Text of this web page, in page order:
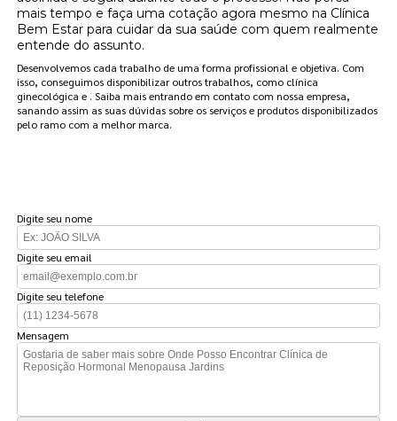
mais tempo e faça uma cotação agora mesmo na Clínica
Bem Estar para cuidar da sua saúde com quem realmente
entende do assunto.
Desenvolvemos cada trabalho de uma forma profissional e objetiva. Com
isso, conseguimos disponibilizar outros trabalhos, como clínica
ginecológica e . Saiba mais entrando em contato com nossa empresa,
sanando assim as suas dúvidas sobre os serviços e produtos disponibilizados
pelo ramo com a melhor marca.
Digite seu nome
Digite seu email
Digite seu telefone
Mensagem